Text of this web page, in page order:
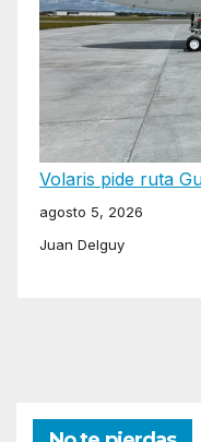
Volaris pide ruta
agosto 5, 2026
Juan Delguy